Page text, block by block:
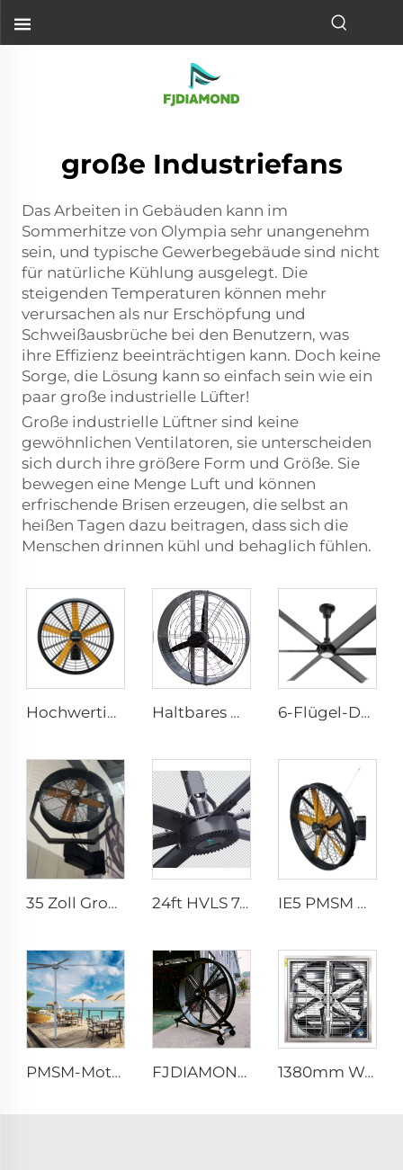
große Industriefans
Das Arbeiten in Gebäuden kann im
Sommerhitze von Olympia sehr unangenehm
sein, und typische Gewerbegebäude sind nicht
für natürliche Kühlung ausgelegt. Die
steigenden Temperaturen können mehr
verursachen als nur Erschöpfung und
Schweißausbrüche bei den Benutzern, was
ihre Effizienz beeinträchtigen kann. Doch keine
Sorge, die Lösung kann so einfach sein wie ein
paar große industrielle Lüfter!
Große industrielle Lüftner sind keine
gewöhnlichen Ventilatoren, sie unterscheiden
sich durch ihre größere Form und Größe. Sie
bewegen eine Menge Luft und können
erfrischende Brisen erzeugen, die selbst an
heißen Tagen dazu beitragen, dass sich die
Menschen drinnen kühl und behaglich fühlen.
Hochwertig 0,9m 1,2m Wandmontage Großer Ventilator Für Lagerhäuser 220V Motor Kern Für Fertigungsbetriebe Restaurants Farmen Hotels Haltbares Material, großes Volumen, Fabrikpreis, hohe Qualität, 950mm runder wandmontierter Lüftungsventilator für Kuhställe 6-Flügel-Deckenventilator für den Heimgebrauch Commercial Fan Büro und Wohnzimmer LED-Deckenventilator
35 Zoll Großhändler Neuer Sommer Wasserdunst-Lüfter für Fabriken, Werkstätten, Schwenk-Sprühlüfter, Dunst-Kühlungs-Lüfter 24ft HVLS 7,3m Elektrische große industrielle Deckenventilatoren Starke Belüftung für Milchwirtschaftslagerhallen IE5 PMSM Motor 47'' Hochwertige Industrie-Farm- & Lagerhausventilatoren Für Fertigungsbetriebe Restaurants Hotels 220V Spannung
PMSM-Motor 16ft 5m Belüftung großer stehender Säulenlufthansa montierter Deckenventilator, Stangenschaltventilator FJDIAMOND Ventilator WIFI Handy-Steuerung 1,5m 2m 80-Zoll Beweglicher leiser Pedestalventilator 2000mm Aluminium-Stehfußbodengymventilator 1380mm Wandmontage Kühe- und Geflügelzucht-Kühllüfter Fabrikationsabluftlüfter Werkstatt-Abluftlüfter